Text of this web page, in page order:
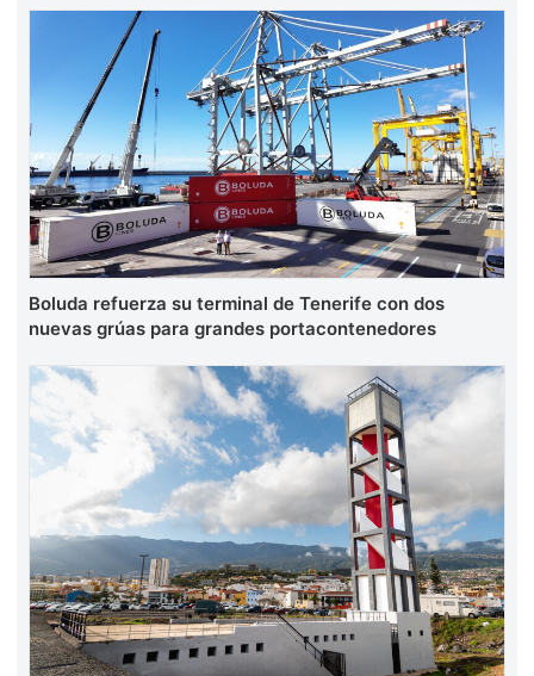
Boluda refuerza su terminal de Tenerife con dos
nuevas grúas para grandes portacontenedores